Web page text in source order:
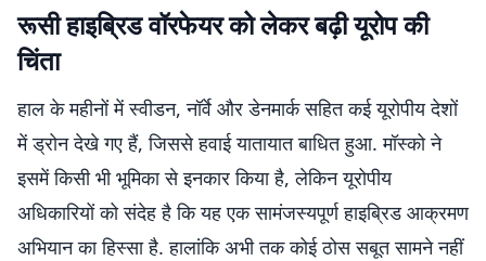
रूसी हाइब्रिड वॉरफेयर को लेकर बढ़ी यूरोप की
चिंता
हाल के महीनों में स्वीडन, नॉर्वे और डेनमार्क सहित कई यूरोपीय देशों
में ड्रोन देखे गए हैं, जिससे हवाई यातायात बाधित हुआ. मॉस्को ने
इसमें किसी भी भूमिका से इनकार किया है, लेकिन यूरोपीय
अधिकारियों को संदेह है कि यह एक सामंजस्यपूर्ण हाइब्रिड आक्रमण
अभियान का हिस्सा है. हालांकि अभी तक कोई ठोस सबूत सामने नहीं